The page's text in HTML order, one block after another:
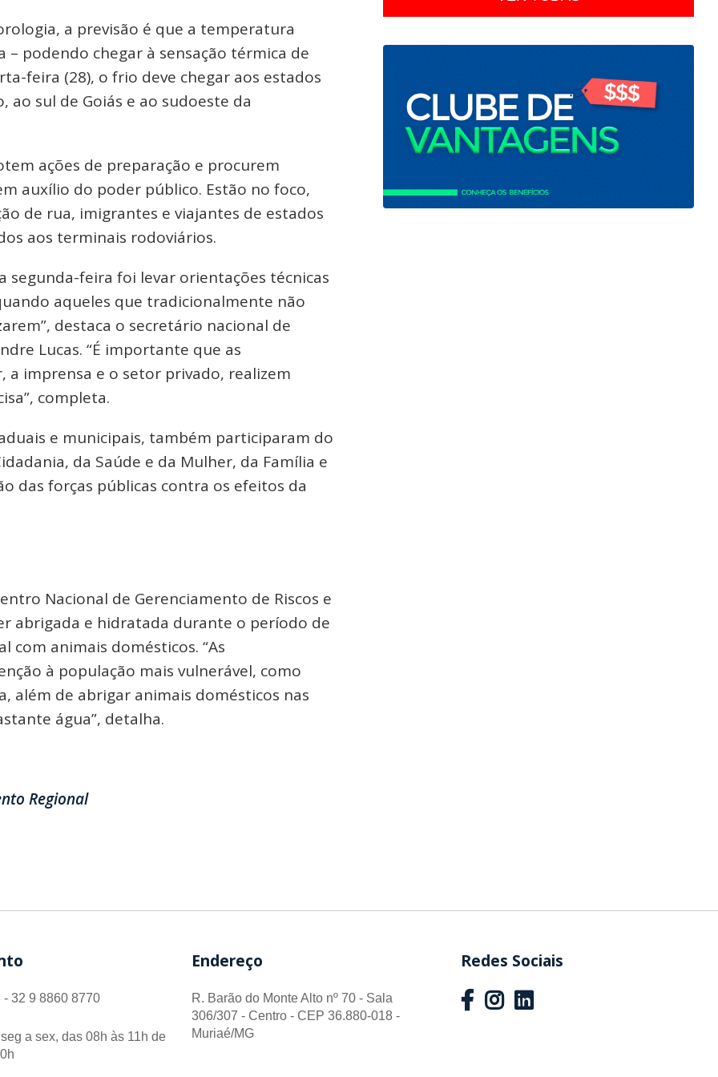
a previsão é que a temperatura
– podendo chegar à sensação térmica de
feira (28), o frio deve chegar aos estados
ao sul de Goiás e ao sudoeste da
ações de preparação e procurem
auxílio do poder público. Estão no foco,
de rua, imigrantes e viajantes de estados
aos terminais rodoviários.
segunda-feira foi levar orientações técnicas
aqueles que tradicionalmente não
destaca o secretário nacional de
Lucas. “É importante que as
imprensa e o setor privado, realizem
completa.
e municipais, também participaram do
da Saúde e da Mulher, da Família e
das forças públicas contra os efeitos da
Nacional de Gerenciamento de Riscos e
abrigada e hidratada durante o período de
com animais domésticos. “As
à população mais vulnerável, como
além de abrigar animais domésticos nas
água”, detalha.
Regional
32 9 8860 8770
a sex, das 08h às 11h de
Endereço
R. Barão do Monte Alto nº 70 - Sala
306/307 - Centro - CEP 36.880-018 -
Muriaé/MG
Redes Sociais